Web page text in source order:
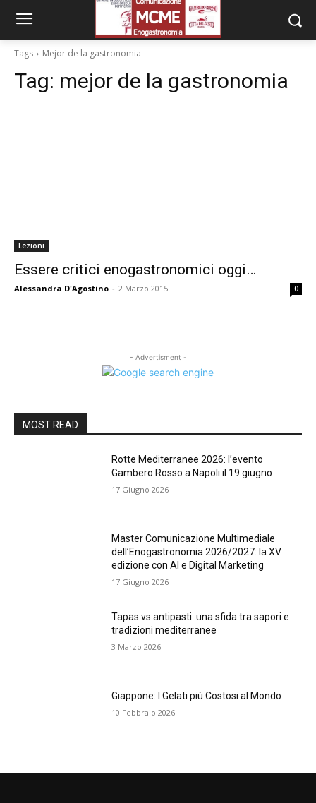
Tags Mejor de la gastronomia
Tag: mejor de la gastronomia
Lezioni
Essere critici enogastronomici oggi…
Alessandra D'Agostino - 2 Marzo 2015 0
- Advertisment -
MOST READ
Rotte Mediterranee 2026: l’evento
Gambero Rosso a Napoli il 19 giugno
17 Giugno 2026
Master Comunicazione Multimediale
dell’Enogastronomia 2026/2027: la XV
edizione con AI e Digital Marketing
17 Giugno 2026
Tapas vs antipasti: una sfida tra sapori e
tradizioni mediterranee
3 Marzo 2026
Giappone: I Gelati più Costosi al Mondo
10 Febbraio 2026